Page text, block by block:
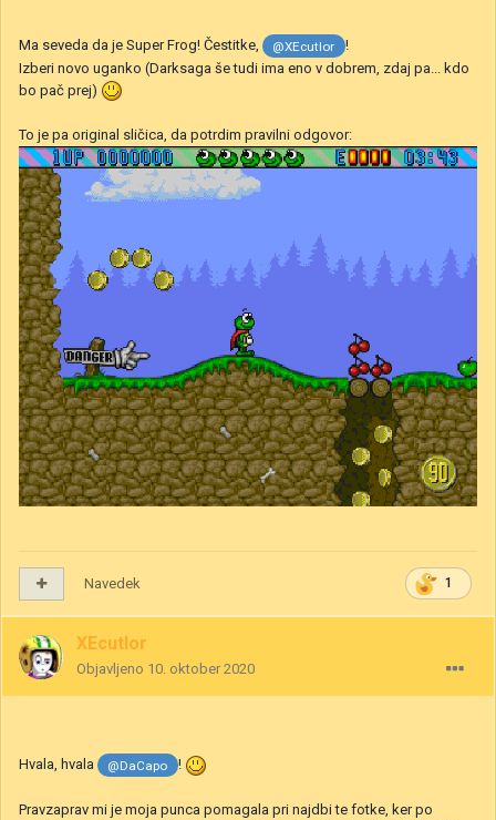
Ma seveda da je Super Frog! Čestitke, @XEcutIor
!
Izberi novo uganko (Darksaga še tudi ima eno v dobrem, zdaj pa... kdo
bo pač prej)
To je pa original sličica, da potrdim pravilni odgovor:
1
Navedek
XEcutIor
Objavljeno 10. oktober 2020
Hvala, hvala @DaCapo !
Pravzaprav mi je moja punca pomagala pri najdbi te fotke, ker po